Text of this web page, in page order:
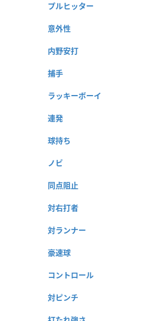
プルヒッター
意外性
内野安打
捕手
ラッキーボーイ
連発
球持ち
ノビ
同点阻止
対右打者
対ランナー
豪速球
コントロール
対ピンチ